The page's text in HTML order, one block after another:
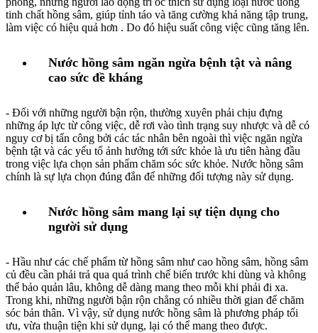
tinh chất hồng sâm, giúp tỉnh táo và tăng cường khả năng tập trung,
làm việc có hiệu quả hơn . Do đó hiệu suất công việc cũng tăng lên.
Nước hồng sâm ngăn ngừa bệnh tật và nâng
cao sức đề kháng
- Đối với những người bận rộn, thường xuyên phải chịu đựng
những áp lực từ công việc, dễ rơi vào tình trạng suy nhược và dễ có
nguy cơ bị tấn công bởi các tác nhân bên ngoài thì việc ngăn ngừa
bệnh tật và các yếu tố ảnh hưởng tới sức khỏe là ưu tiên hàng đầu
trong việc lựa chọn sản phẩm chăm sóc sức khỏe. Nước hồng sâm
chính là sự lựa chọn đúng đắn để những đối tượng này sử dụng.
Nước hồng sâm mang lại sự tiện dụng cho
người sử dụng
- Hầu như các chế phẩm từ hồng sâm như cao hồng sâm, hồng sâm
củ đều cần phải trả qua quá trình chế biến trước khi dùng và không
thể bảo quản lâu, không dễ dàng mang theo mỗi khi phải đi xa.
Trong khi, những người bận rộn chẳng có nhiều thời gian để chăm
sóc bản thân. Vì vậy, sử dụng nước hồng sâm là phương pháp tối
ưu, vừa thuận tiện khi sử dụng, lại có thể mang theo được.